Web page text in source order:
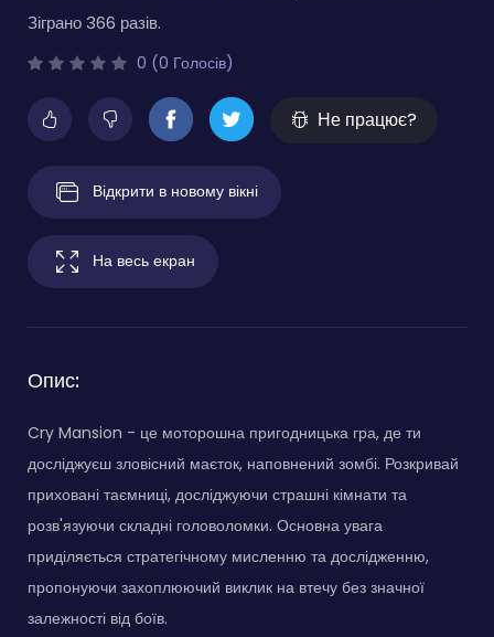
Зіграно 366 разів.
0 (0 Голосів)
Не працює?
Відкрити в новому вікні
На весь екран
Опис:
Cry Mansion - це моторошна пригодницька гра, де ти
досліджуєш зловісний маєток, наповнений зомбі. Розкривай
приховані таємниці, досліджуючи страшні кімнати та
розв'язуючи складні головоломки. Основна увага
приділяється стратегічному мисленню та дослідженню,
пропонуючи захоплюючий виклик на втечу без значної
залежності від боїв.